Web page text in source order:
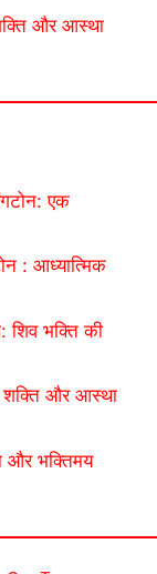
और आस्था
एक
: आध्यात्मिक
भक्ति की
शक्ति और आस्था
और भक्तिमय